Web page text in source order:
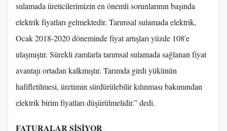
sulamada üreticilerimizin en önemli sorunlarının başında
elektrik fiyatları gelmektedir. Tarımsal sulamada elektrik,
Ocak 2018-2020 döneminde fiyat artışları yüzde 108'e
ulaşmıştır. Sürekli zamlarla tarımsal sulamada sağlanan fiyat
avantajı ortadan kalkmıştır. Tarımda girdi yükünün
hafifletilmesi, üretimin sürdürülebilir kılınması bakımından
elektrik birim fiyatları düşürülmelidir.” dedi.
FATURALAR ŞİŞİYOR